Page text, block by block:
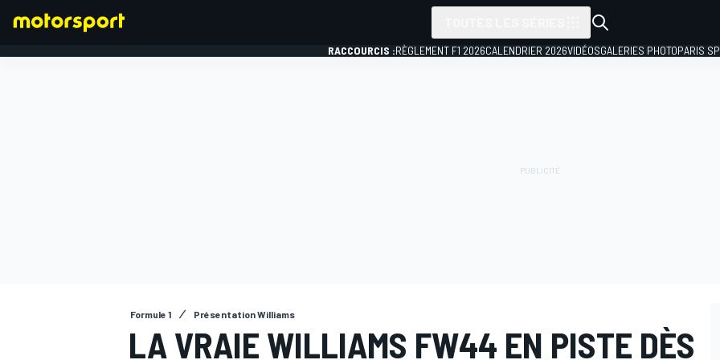
RACCOURCIS :RÈGLEMENT F1 2026CALENDRIER 2026VIDÉOSGALERIES PHOTOPARIS
Formule 1 Présentation Williams
LA VRAIE WILLIAMS FW44 EN PISTE DÈS